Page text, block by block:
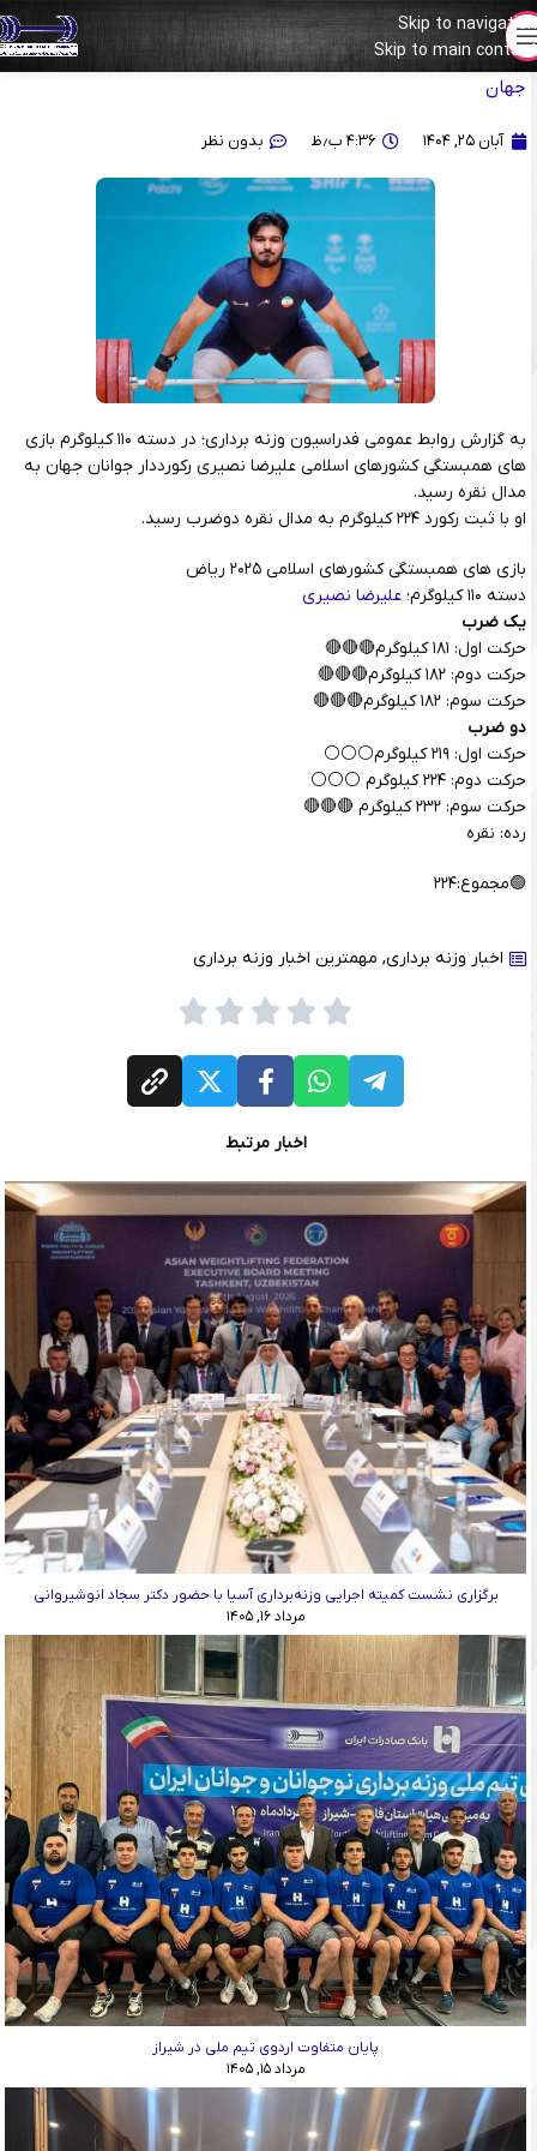
Skip to navigation
Skip to main content
نقره بازی های همبستگی کشورهای اسلامی برگردن رکورددار جوانان
جهان
آبان ۲۵, ۱۴۰۴ ۴:۳۶ ب٫ظ بدون نظر
به گزارش روابط عمومی فدراسیون وزنه برداری؛ در دسته ۱۱۰ کیلوگرم بازی
های همبستگی کشورهای اسلامی علیرضا نصیری رکورددار جوانان جهان به
مدال نقره رسید.
او با ثبت رکورد ۲۲۴ کیلوگرم به مدال نقره دوضرب رسید.
بازی های همبستگی کشورهای اسلامی ۲۰۲۵ ریاض
دسته ۱۱۰ کیلوگرم؛
علیرضا نصیری
یک ضرب
حرکت اول: ۱۸۱ کیلوگرم🔴🔴🔴
حرکت دوم: ۱۸۲ کیلوگرم🔴🔴🔴
حرکت سوم: ۱۸۲ کیلوگرم🔴🔴🔴
دو ضرب
حرکت اول: ۲۱۹ کیلوگرم⚪️⚪️⚪️
حرکت دوم: ۲۲۴ کیلوگرم ⚪️⚪️⚪️
حرکت سوم: ۲۳۲ کیلوگرم 🔴🔴🔴
رده: نقره
🟢مجموع:۲۲۴
اخبار وزنه برداری, مهمترین اخبار وزنه برداری
اخبار مرتبط
برگزاری نشست کمیته اجرایی وزنه‌برداری آسیا با حضور دکتر سجاد انوشیروانی
مرداد ۱۶, ۱۴۰۵
پایان متفاوت اردوی تیم ملی در شیراز
مرداد ۱۵, ۱۴۰۵